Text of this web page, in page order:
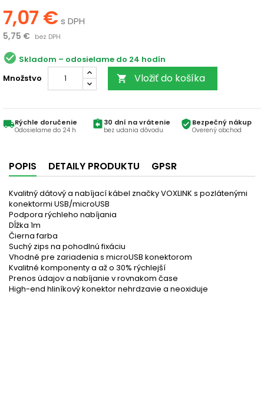
7,07 € s DPH
5,75 € bez DPH
check_circle Skladom
Množstvo
 Vložiť do košíka
local_shippingRýchle doručenie
Odosielame do 24 h
assignment_return30 dní na vrátenie
bez udania dôvodu
verified_userBezpečný nákup
Overený obchod
POPIS DETAILY PRODUKTU GPSR
Kvalitný dátový a nabíjací kábel značky VOXLINK s pozlátenými
konektormi USB/microUSB
Podpora rýchleho nabíjania
Dĺžka 1m
Čierna farba
Suchý zips na pohodlnú fixáciu
Vhodné pre zariadenia s microUSB konektorom
Kvalitné komponenty a až o 30% rýchlejší
Prenos údajov a nabíjanie v rovnakom čase
High-end hliníkový konektor nehrdzavie a neoxiduje